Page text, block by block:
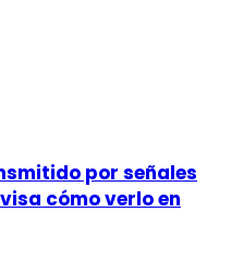
por señales
cómo verlo en